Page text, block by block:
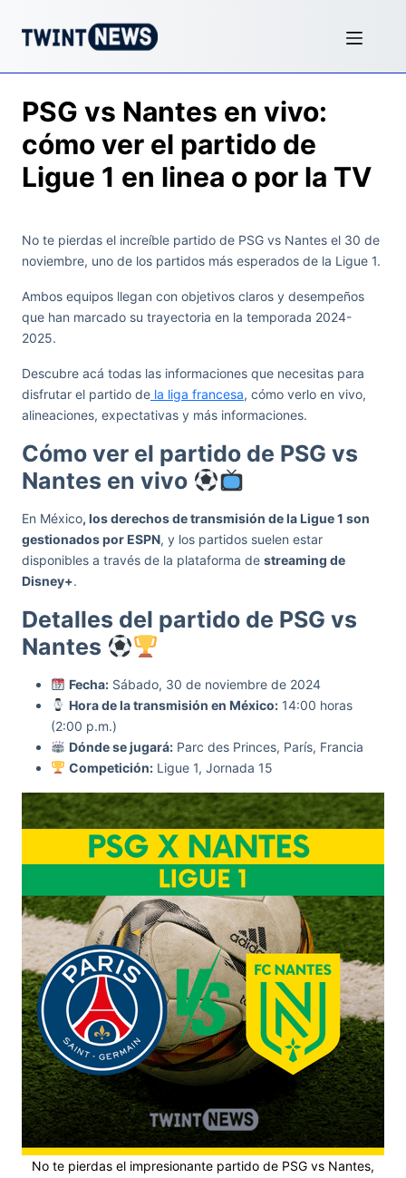
PSG vs Nantes en vivo:
cómo ver el partido de
Ligue 1 en linea o por la TV
No te pierdas el increíble partido de PSG vs Nantes el 30 de
noviembre, uno de los partidos más esperados de la Ligue 1.
Ambos equipos llegan con objetivos claros y desempeños
que han marcado su trayectoria en la temporada 2024-
2025.
Descubre acá todas las informaciones que necesitas para
disfrutar el partido de la liga francesa, cómo verlo en vivo,
alineaciones, expectativas y más informaciones.
Cómo ver el partido de PSG vs
Nantes en vivo
En México, los derechos de transmisión de la Ligue 1 son
gestionados por ESPN, y los partidos suelen estar
disponibles a través de la plataforma de streaming de
Disney+.
Detalles del partido de PSG vs
Nantes
Fecha:Sábado, 30 de noviembre de 2024
Hora de la transmisión en México:14:00 horas
(2:00 p.m.)
Dónde se jugará:Parc des Princes, París, Francia
Competición:Ligue 1, Jornada 15
No te pierdas el impresionante partido de PSG vs Nantes,